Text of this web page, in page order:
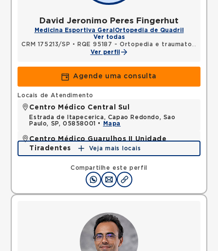
David Jeronimo Peres Fingerhut
Medicina Esportiva Geral Ortopedia de Quadril
Ver todas
CRM 175213/SP •
RQE 95187 - Ortopedia e traumatologia
Ver perfil
Agende uma consulta
Compartilhe este perfil
Locais de Atendimento
Centro Médico Central Sul
Estrada de Itapecerica, Capao Redondo, Sao
Paulo, SP, 05858001 •
Mapa
Centro Médico Guarulhos II Unidade
Tiradentes
Avenida Tiradentes, Jardim Guarulhos, Guarulhos,
SP, 07090000 •
Mapa
Veja mais locais